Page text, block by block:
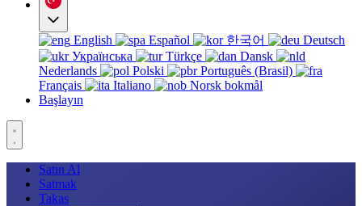
English Español 한국어
Deutsch
Українська
Türkçe
Dansk
Nederlands
Polski
Português (Brasil)
Français
Italiano
Norsk bokmål
Başlayın
Satın Al
Satmak
Takas